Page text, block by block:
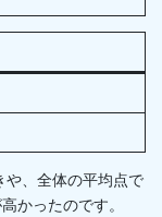
や、全体の平均点で
かったのです。